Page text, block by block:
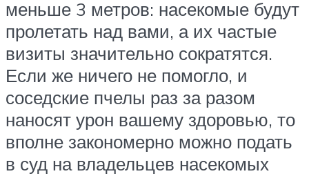
меньше 3 метров: насекомые будут
пролетать над вами, а их частые
визиты значительно сократятся.
Если же ничего не помогло, и
соседские пчелы раз за разом
наносят урон вашему здоровью, то
вполне закономерно можно подать
в суд на владельцев насекомых